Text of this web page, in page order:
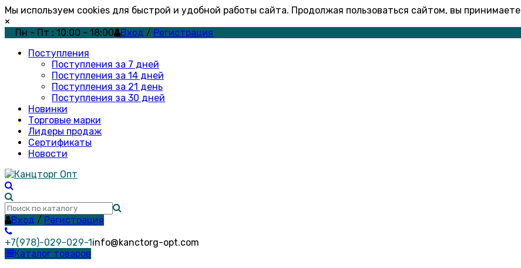
Мы используем cookies для быстрой и удобной работы сайта. Продолжая пользоваться сайтом, вы принимаете
×
Пн - Пт : 10:00 - 18:00
Вход / Регистрация
Поступления
Поступления за 7 дней
Поступления за 14 дней
Поступления за 21 день
Поступления за 30 дней
Новинки
Торговые марки
Лидеры продаж
Сертификаты
Новости
Вход / Регистрация
+7(978)-029-029-1info@kanctorg-opt.com
Каталог товаров